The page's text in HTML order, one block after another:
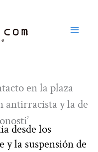
en la plaza
antirracista y la de
desde los
y la suspensión de